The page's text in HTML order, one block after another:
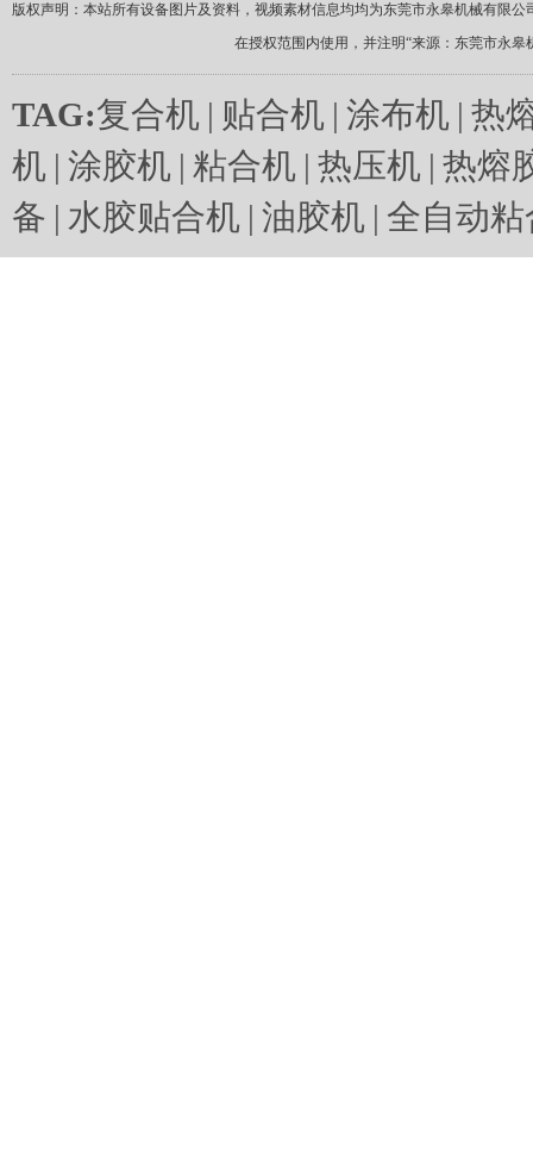
版权声明：本站所有设备图片及资料，视频素材信息均均为东莞市永皋机械有限
在授权范围内使用，并注明“来源：东莞市永
TAG:复合机 | 贴合机 | 涂布机 | 热
机 | 涂胶机 | 粘合机 | 热压机 | 热熔
备 | 水胶贴合机 | 油胶机 | 全自动粘